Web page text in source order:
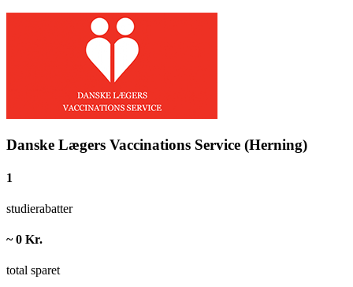
Danske Lægers Vaccinations Service (Herning)
1
studierabatter
~ 0 Kr.
total sparet